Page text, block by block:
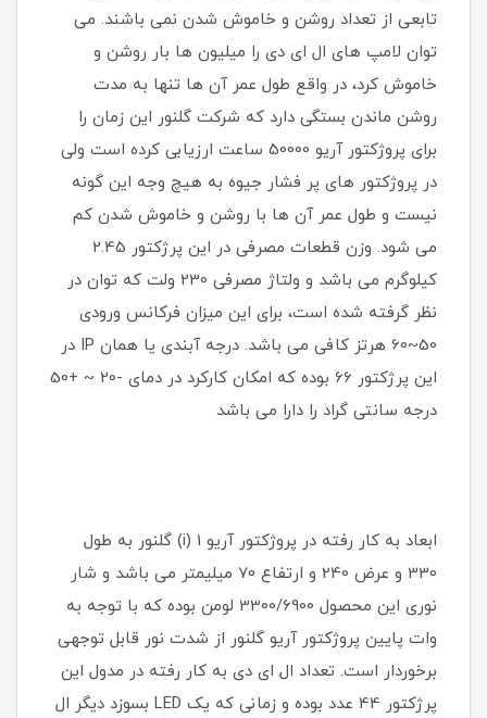
تابعی از تعداد روشن و خاموش شدن نمی باشند. می
توان لامپ های ال ای دی را میلیون ها بار روشن و
خاموش کرد، در واقع طول عمر آن ها تنها به مدت
روشن ماندن بستگی دارد که شرکت گلنور این زمان را
برای پروژکتور آریو 50000 ساعت ارزیابی کرده است ولی
در پروژکتور های پر فشار جیوه به هیچ وجه این گونه
نیست و طول عمر آن ها با روشن و خاموش شدن کم
می شود. وزن قطعات مصرفی در این پرژکتور 2.45
کیلوگرم می باشد و ولتاژ مصرفی 230 ولت که توان در
نظر گرفته شده است، برای این میزان فرکانس ورودی
50~60 هرتز کافی می باشد. درجه آبندی یا همان IP در
این پرژکتور 66 بوده که امکان کارکرد در دمای -20 ~ +50
درجه سانتی گراد را دارا می باشد
ابعاد به کار رفته در پروژکتور آریو 1 (i) گلنور به طول
330 و عرض 240 و ارتفاع 70 میلیمتر می باشد و شار
نوری این محصول 3300/6900 لومن بوده که با توجه به
وات پایین پروژکتور آریو گلنور از شدت نور قابل توجهی
برخوردار است. تعداد ال ای دی به کار رفته در مدول این
پرژکتور 44 عدد بوده و زمانی که یک LED بسوزد دیگر ال